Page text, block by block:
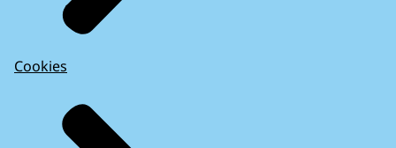
Cookies